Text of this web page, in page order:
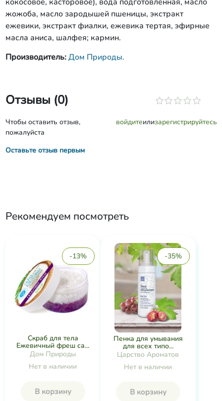
жожоба, масло зародышей пшеницы, экстракт
ежевики, экстракт фиалки, ежевика тертая, эфирные
масла аниса, шалфея; кармин.
Производитель:Дом Природы.
Отзывы (0)
Чтобы оставить отзыв,
пожалуйста
войдитеилизарегистрируйтесь
Оставьте отзыв первым
Рекомендуем посмотреть
-13%
Скраб для тела
Ежевичный фреш са...
Дом Природы
Нет в наличии
В корзину
-35%
Пенка для умывания
для всех типо...
Царство Ароматов
Нет в наличии
В корзину